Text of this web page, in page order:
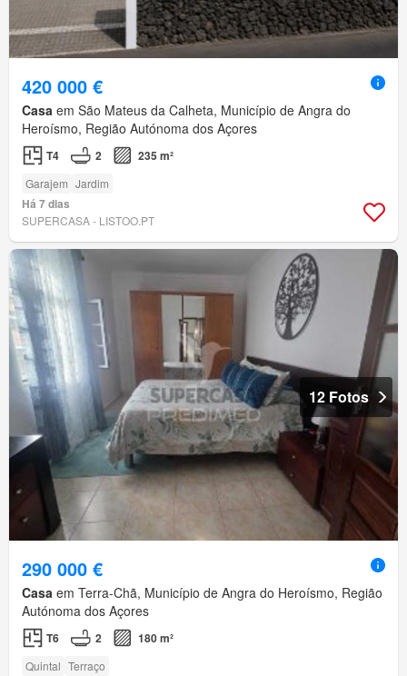
420 000 €
Casa em São Mateus da Calheta, Município de Angra do
Heroísmo, Região Autónoma dos Açores
T4 2 235 m²
Garajem Jardim
Há 7 dias
SUPERCASA - LISTOO.PT
12 Fotos
290 000 €
Casa em Terra-Chã, Município de Angra do Heroísmo, Região
Autónoma dos Açores
T6 2 180 m²
Quintal Terraço